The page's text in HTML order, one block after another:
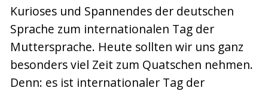
Kurioses und Spannendes der deutschen
Sprache zum internationalen Tag der
Muttersprache. Heute sollten wir uns ganz
besonders viel Zeit zum Quatschen nehmen.
Denn: es ist internationaler Tag der